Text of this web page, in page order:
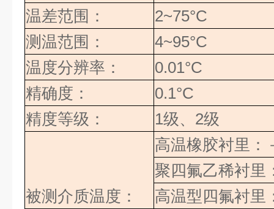
温差范围：
2~75°C
测温范围：
4~95°C
温度分辨率：
0.01°C
精确度：
0.1°C
精度等级：
1级、 2级
被测介质温度：
高温橡胶衬里：
聚四氟乙稀衬里
高温型四氟衬里